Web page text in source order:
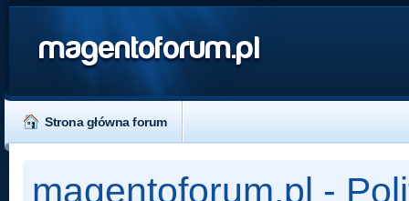
magentoforum.pl
Strona główna forum
magentoforum.pl -